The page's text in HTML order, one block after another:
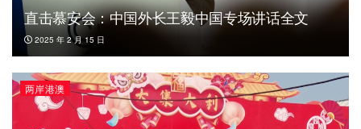
直击慕安会：中国外长王毅中国专场讲话全文
2025 年 2 月 15 日
两岸港澳